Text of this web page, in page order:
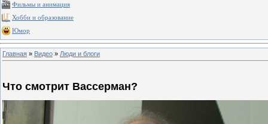
Фильмы и анимация
Хобби и образование
Юмор
Главная » Видео » Люди и блоги
Что смотрит Вассерман?